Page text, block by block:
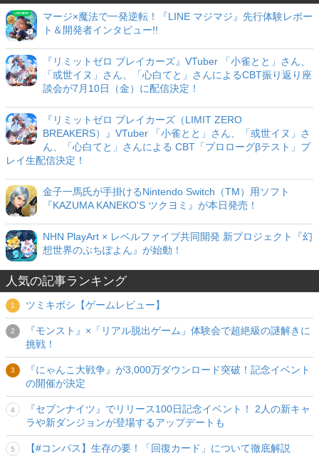
マージ×魔法で一発逆転！『LINE マジマジ』先行体験レポー
ト＆開発者インタビュー!!
『リミットゼロ ブレイカーズ』VTuber 「小雀とと」さん、
「或世イヌ」さん、「心白てと」さんによるCBT振り返り座
談会が7月10日（金）に配信決定！
『リミットゼロ ブレイカーズ（LIMIT ZERO
BREAKERS）』VTuber 「小雀とと」さん、「或世イヌ」さ
ん、「心白てと」さんによる CBT「プロローグβテスト」プ
レイ生配信決定！
金子一馬氏が手掛けるNintendo Switch（TM）用ソフト
『KAZUMA KANEKO'S ツクヨミ』が本日発売！
NHN PlayArt × レベルファイブ共同開発 新プロジェクト『幻
想世界のぷちぽよん』が始動！
人気の記事ランキング
ツミキボシ【ゲームレビュー】
『モンスト』×「リアル脱出ゲーム」体験会で超絶級の謎解きに
挑戦！
『にゃんこ大戦争』が3,000万ダウンロード突破！記念イベント
の開催が決定
『セブンナイツ』でリリース100日記念イベント！ 2人の新キャ
ラや新ダンジョンが登場するアップデートも
【#コンパス】生存の要！「回復カード」について徹底解説